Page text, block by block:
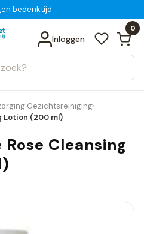
uur besteld
bedenktijd
Inloggen
0
Bekijk alle resultaten
›Gezichtsreiniging›
Lotion (200 ml)
Cleansing